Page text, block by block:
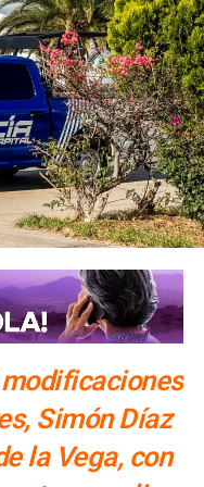
de recuperación de
Paz,por lo que será
intervenciones en
de las familias
de los trabajos
de solicitudes
de justicia social.
En el
de la Mesa de
Federal
Simón Díaz
la Vega, con